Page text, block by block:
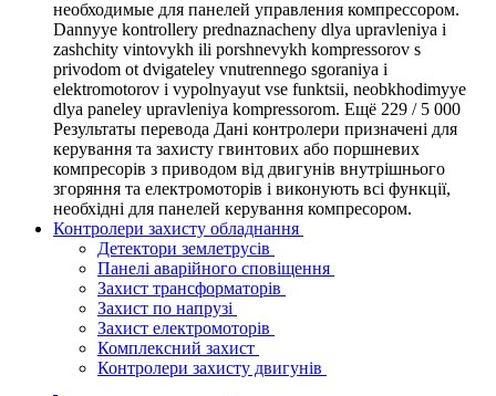
необходимые для панелей управления компрессором.
Dannyye kontrollery prednaznacheny dlya upravleniya i
zashchity vintovykh ili porshnevykh kompressorov s
privodom ot dvigateley vnutrennego sgoraniya i
elektromotorov i vypolnyayut vse funktsii, neobkhodimyye
dlya paneley upravleniya kompressorom. Ещё 229 / 5 000
Результаты перевода Дані контролери призначені для
керування та захисту гвинтових або поршневих
компресорів з приводом від двигунів внутрішнього
згоряння та електромоторів і виконують всі функції,
необхідні для панелей керування компресором.
Контролери захисту обладнання
Детектори землетрусів
Панелі аварійного сповіщення
Захист трансформаторів
Захист по напрузі
Захист електромоторів
Комплексний захист
Контролери захисту двигунів